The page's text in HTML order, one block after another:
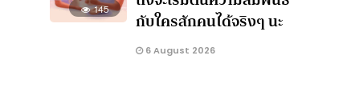
145
กับใครสักคนได้จริงๆ นะ
6 August 2026